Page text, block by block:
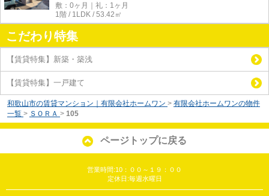
敷：0ヶ月｜礼：1ヶ月
1階 / 1LDK / 53.42㎡
こだわり特集
【賃貸特集】新築・築浅
【賃貸特集】一戸建て
和歌山市の賃貸マンション｜有限会社ホームワン > 有限会社ホームワンの物件
一覧 > ＳＯＲＡ > 105
ページトップに戻る
営業時間:10：００～１９：００
定休日:毎週水曜日